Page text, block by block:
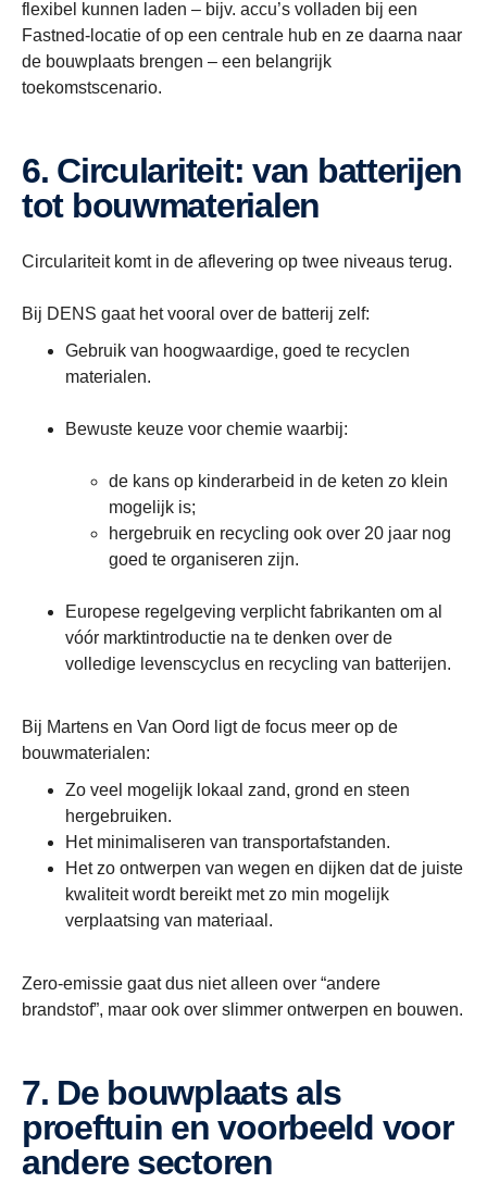
flexibel kunnen laden – bijv. accu’s volladen bij een
Fastned-locatie of op een centrale hub en ze daarna naar
de bouwplaats brengen – een belangrijk
toekomstscenario.
6. Circulariteit: van batterijen
tot bouwmaterialen
Circulariteit komt in de aflevering op twee niveaus terug.
Bij DENS gaat het vooral over de batterij zelf:
Gebruik van hoogwaardige, goed te recyclen
materialen.
Bewuste keuze voor chemie waarbij:
de kans op kinderarbeid in de keten zo klein
mogelijk is;
hergebruik en recycling ook over 20 jaar nog
goed te organiseren zijn.
Europese regelgeving verplicht fabrikanten om al
vóór marktintroductie na te denken over de
volledige levenscyclus en recycling van batterijen.
Bij Martens en Van Oord ligt de focus meer op de
bouwmaterialen:
Zo veel mogelijk lokaal zand, grond en steen
hergebruiken.
Het minimaliseren van transportafstanden.
Het zo ontwerpen van wegen en dijken dat de juiste
kwaliteit wordt bereikt met zo min mogelijk
verplaatsing van materiaal.
Zero-emissie gaat dus niet alleen over “andere
brandstof”, maar ook over slimmer ontwerpen en bouwen.
7. De bouwplaats als
proeftuin en voorbeeld voor
andere sectoren